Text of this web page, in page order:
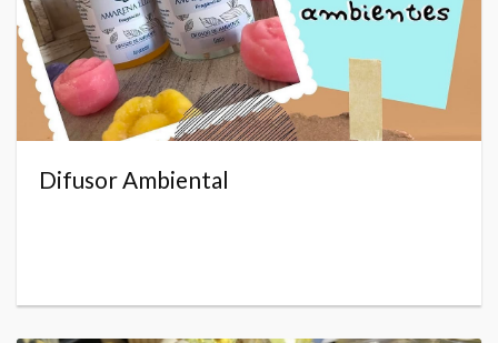
Difusor Ambiental